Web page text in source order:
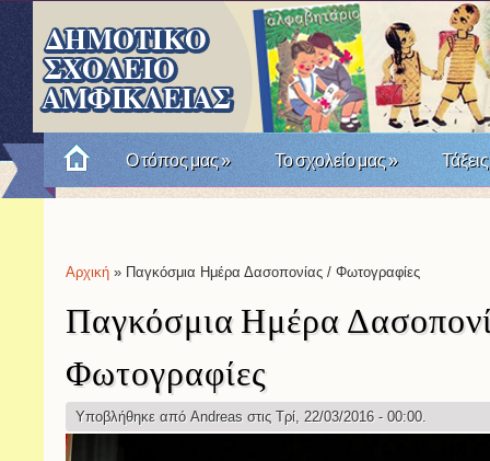
Ο τόπος μας» Το σχολείο μας» Τάξεις
Είστε εδώ
Αρχική » Παγκόσμια Ημέρα Δασοπονίας / Φωτογραφίες
Παγκόσμια Ημέρα
Φωτογραφίες
Υποβλήθηκε από Andreas στις Τρί, 22/03/2016 - 00:00.